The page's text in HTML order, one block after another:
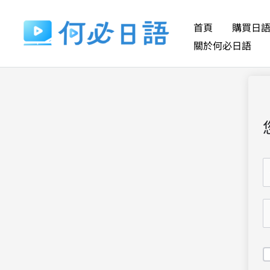
要
首頁 購買日
關於何必日語